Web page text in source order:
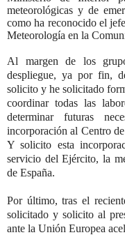
meteorológicas y de
como ha reconocido el
Meteorología en la
Al margen de los
despliegue, ya por fin,
solicito y he solicitado
coordinar todas las
determinar futuras
incorporación al Centro
Y solicito esta
servicio del Ejército, la
de España.
Por último, tras el
solicitado y solicito al
ante la Unión Europea